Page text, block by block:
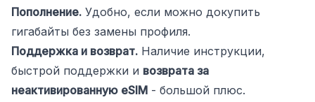
Пополнение. Удобно, если можно докупить
гигабайты без замены профиля.
Поддержка и возврат. Наличие инструкции,
быстрой поддержки и возврата за
неактивированную eSIM - большой плюс.